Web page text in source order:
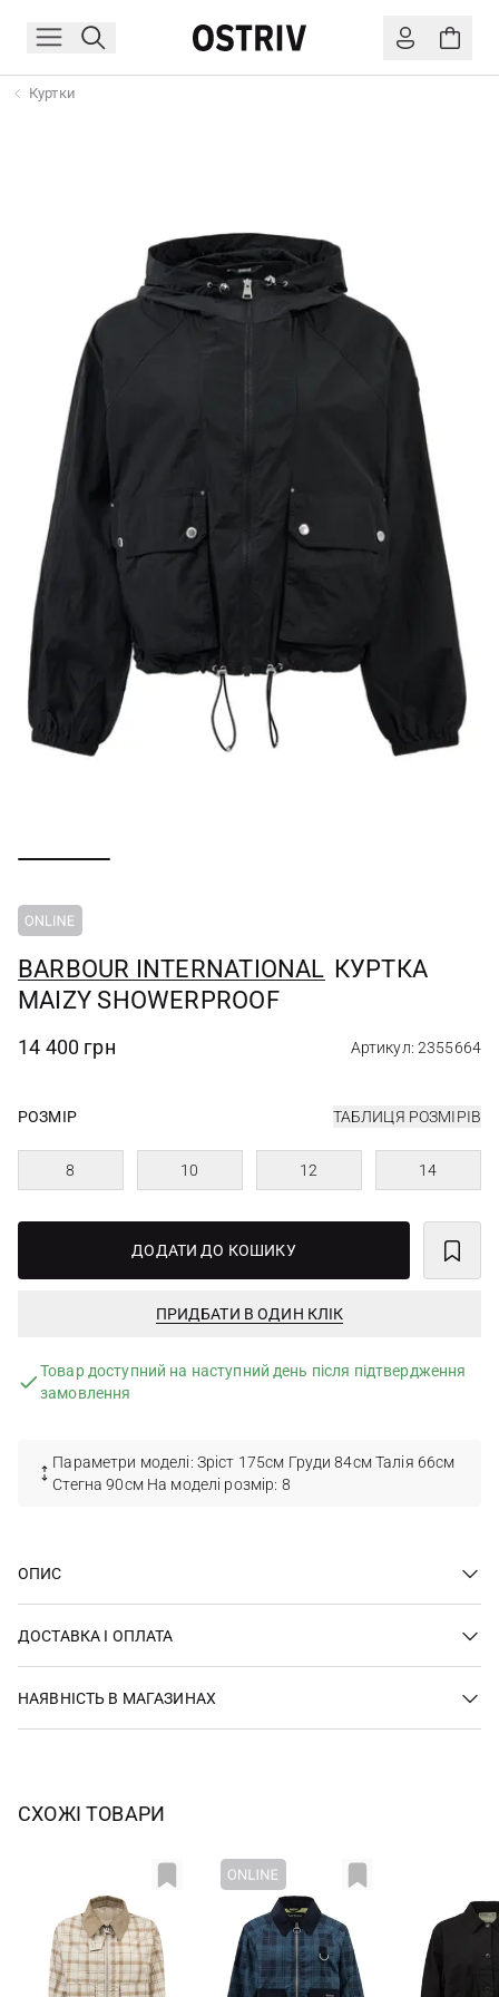
Куртки
BARBOUR INTERNATIONAL КУРТКА
MAIZY SHOWERPROOF
14 400 грн Артикул: 2355664
РОЗМІР ТАБЛИЦЯ РОЗМІРІВ
8 10 12 14
ДОДАТИ ДО КОШИКУ
ПРИДБАТИ В ОДИН КЛІК
Товар доступний на наступний день після підтвердження
замовлення
Параметри моделі: Зріст 175см Груди 84см Талія 66см
Стегна 90см На моделі розмір: 8
ОПИС
ДОСТАВКА І ОПЛАТА
НАЯВНІСТЬ В МАГАЗИНАХ
СХОЖІ ТОВАРИ